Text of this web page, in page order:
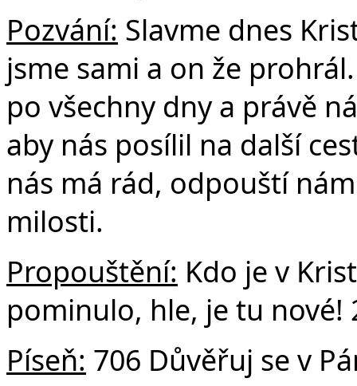
Pozvání: Slavme dnes
jsme sami a on že
po všechny dny a právě
aby nás posílil na další
nás má rád, odpouští
milosti.
Propouštění: Kdo je v
pominulo, hle, je tu nové!
Píseň: 706 Důvěřuj se v